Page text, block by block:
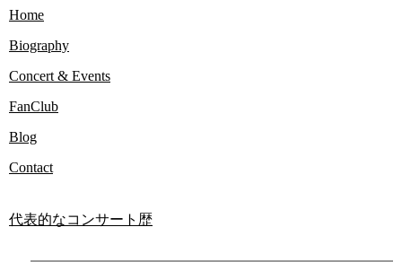
Home
Biography
Concert & Events
FanClub
Blog
Contact
代表的なコンサート歴